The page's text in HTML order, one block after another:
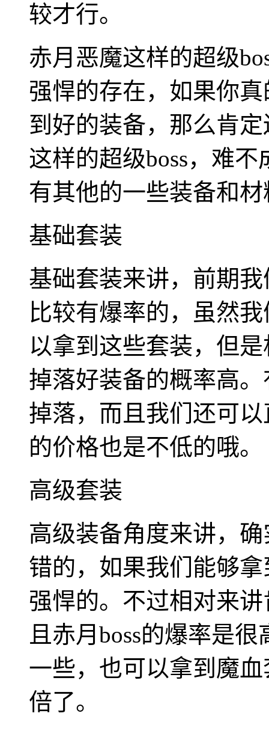
较才行。
赤月恶魔这样的超级
强悍的存在，如果你
到好的装备，那么肯
这样的超级boss，难
有其他的一些装备和
基础套装
基础套装来讲，前期
比较有爆率的，虽然
以拿到这些套装，但
掉落好装备的概率高
掉落，而且我们还可
的价格也是不低的哦。
高级套装
高级装备角度来讲，
错的，如果我们能够
强悍的。不过相对来
且赤月boss的爆率是
一些，也可以拿到魔
倍了。